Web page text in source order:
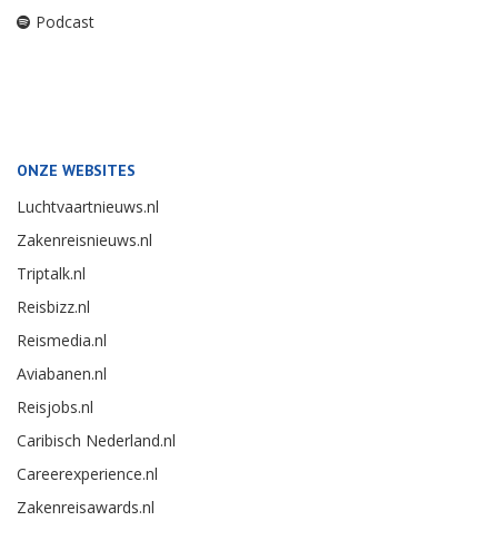
Podcast
ONZE WEBSITES
Luchtvaartnieuws.nl
Zakenreisnieuws.nl
Triptalk.nl
Reisbizz.nl
Reismedia.nl
Aviabanen.nl
Reisjobs.nl
Caribisch Nederland.nl
Careerexperience.nl
Zakenreisawards.nl